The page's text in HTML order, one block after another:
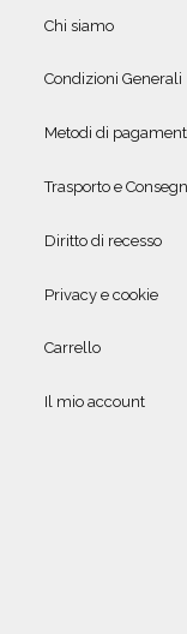
Chi siamo
Condizioni Generali
Metodi di
Trasporto e
Diritto di recesso
Privacy e cookie
Carrello
Il mio account